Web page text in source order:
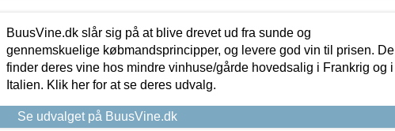
BuusVine.dk slår sig på at blive drevet ud fra sunde og
gennemskuelige købmandsprincipper, og levere god vin til prisen. De
finder deres vine hos mindre vinhuse/gårde hovedsalig i Frankrig og i
Italien. Klik her for at se deres udvalg.
Se udvalget på BuusVine.dk